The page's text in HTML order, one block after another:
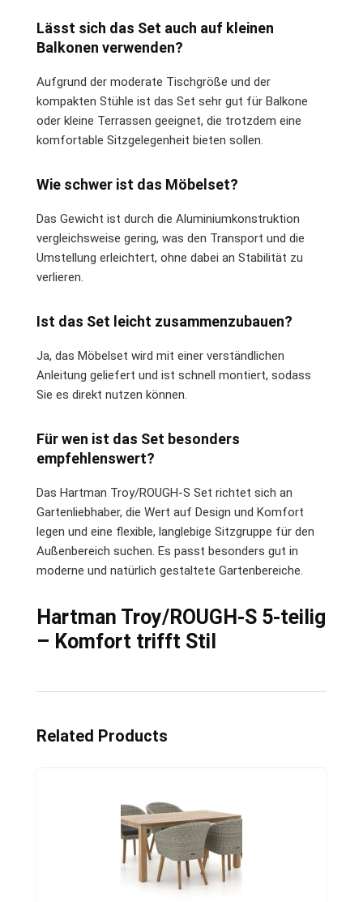
Lässt sich das Set auch auf kleinen
Balkonen verwenden?
Aufgrund der moderate Tischgröße und der
kompakten Stühle ist das Set sehr gut für Balkone
oder kleine Terrassen geeignet, die trotzdem eine
komfortable Sitzgelegenheit bieten sollen.
Wie schwer ist das Möbelset?
Das Gewicht ist durch die Aluminiumkonstruktion
vergleichsweise gering, was den Transport und die
Umstellung erleichtert, ohne dabei an Stabilität zu
verlieren.
Ist das Set leicht zusammenzubauen?
Ja, das Möbelset wird mit einer verständlichen
Anleitung geliefert und ist schnell montiert, sodass
Sie es direkt nutzen können.
Für wen ist das Set besonders
empfehlenswert?
Das Hartman Troy/ROUGH-S Set richtet sich an
Gartenliebhaber, die Wert auf Design und Komfort
legen und eine flexible, langlebige Sitzgruppe für den
Außenbereich suchen. Es passt besonders gut in
moderne und natürlich gestaltete Gartenbereiche.
Hartman Troy/ROUGH-S 5-teilig
– Komfort trifft Stil
Related Products